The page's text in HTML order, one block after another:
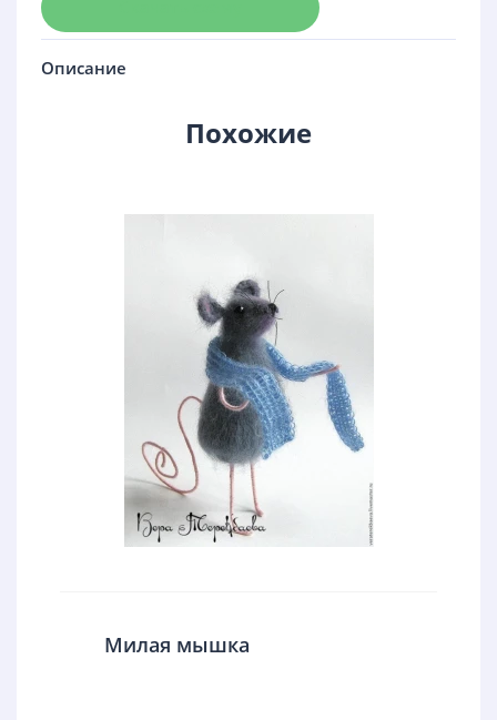
Описание
Похожие
Милая мышка